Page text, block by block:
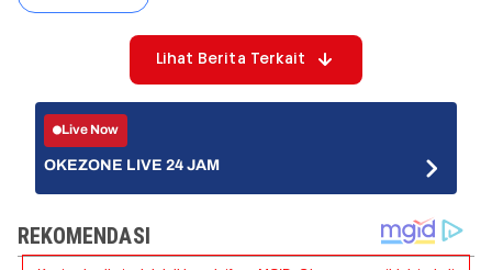
Lihat Berita Terkait
Live Now
OKEZONE LIVE 24 JAM